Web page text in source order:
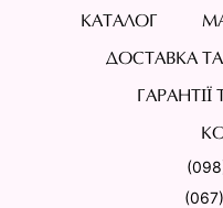
КАТАЛОГ
ДОСТАВКА